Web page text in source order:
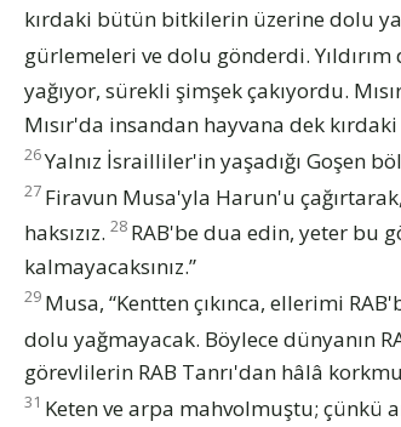
kırdaki bütün bitkilerin üzerine dolu
gürlemeleri ve dolu gönderdi. Yıldırım
yağıyor, sürekli şimşek çakıyordu.
Mısır'da insandan hayvana dek
26Yalnız İsrailliler'in yaşadığı Goşen
27 Firavun Musa'yla Harun'u
haksızız. 28 RAB'be dua edin, yeter bu
kalmayacaksınız.”
29 Musa, “Kentten çıkınca, ellerimi
dolu yağmayacak. Böylece dünyanın
görevlilerin RAB Tanrı'dan hâlâ
31 Keten ve arpa mahvolmuştu; çünkü